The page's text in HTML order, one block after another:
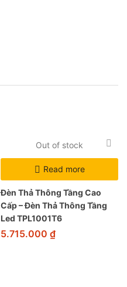
Out of stock
Read more
Đèn Thả Thông Tầng Cao
Cấp – Đèn Thả Thông Tầng
Led TPL1001T6
5.715.000 ₫